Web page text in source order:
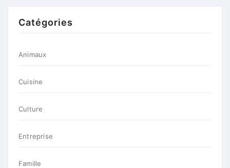
Catégories
Animaux
Cuisine
Culture
Entreprise
Famille